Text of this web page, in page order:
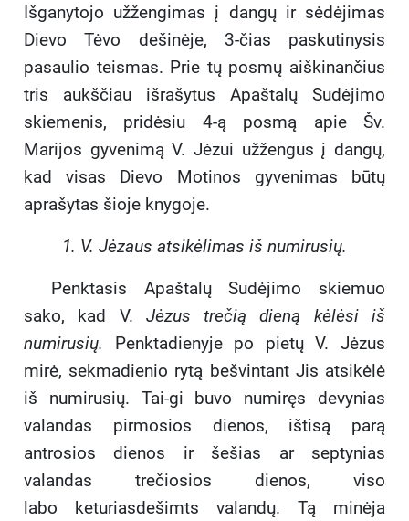
Išganytojo užžengimas į dangų ir sėdėjimas
Dievo Tėvo dešinėje, 3-čias paskutinysis
pasaulio teismas. Prie tų posmų aiškinančius
tris aukščiau išrašytus Apaštalų Sudėjimo
skiemenis, pridėsiu 4-ą posmą apie Šv.
Marijos gyvenimą V. Jėzui užžengus į dangų,
kad visas Dievo Motinos gyvenimas būtų
aprašytas šioje knygoje.
1. V. Jėzaus atsikėlimas iš numirusių.
Penktasis Apaštalų Sudėjimo skiemuo
sako, kad V. Jėzus trečią dieną kėlėsi iš
numirusių. Penktadienyje po pietų V. Jėzus
mirė, sekmadienio rytą bešvintant Jis atsikėlė
iš numirusių. Tai-gi buvo numiręs devynias
valandas pirmosios dienos, ištisą parą
antrosios dienos ir šešias ar septynias
valandas trečiosios dienos, viso
labo keturiasdešimts valandų. Tą minėja